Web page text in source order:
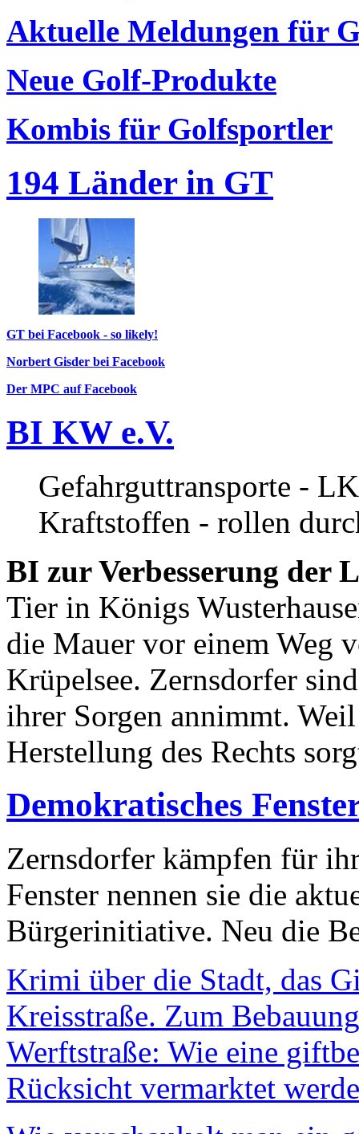
Aktuelle Meldungen für
Neue Golf-Produkte
Kombis für Golfsportler
194 Länder in GT
GT bei Facebook - so likely!
Norbert Gisder bei Facebook
Der MPC auf Facebook
BI KW e.V.
Gefahrguttransporte -
Kraftstoffen - rollen
BI zur Verbesserung der
Tier in Königs
die Mauer vor einem Weg
Krüpelsee. Zernsdorfer
ihrer Sorgen annimmt.
Herstellung des Rechts
Demokratisches
Zernsdorfer kämpfen für
Fenster nennen sie die
Bürgerinitiative. Neu die
Krimi über die Stadt, das
Kreisstraße. Zum
Werftstraße: Wie eine
Rücksicht vermarktet